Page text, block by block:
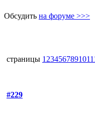
Обсудить на форуме >>>
страницы 1 234567891011
#229